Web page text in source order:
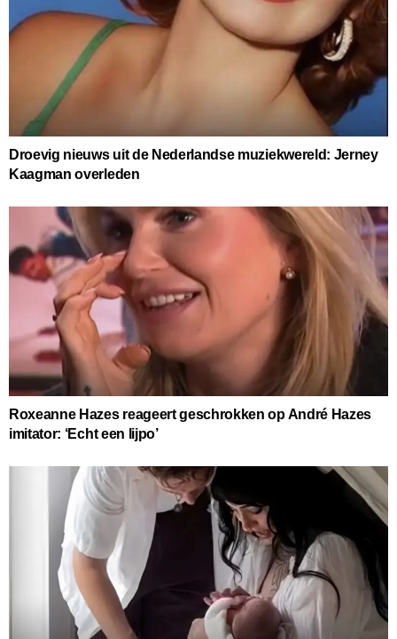
Droevig nieuws uit de Nederlandse muziekwereld: Jerney
Kaagman overleden
Roxeanne Hazes reageert geschrokken op André Hazes
imitator: ‘Echt een lijpo’